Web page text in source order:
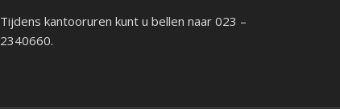
Tijdens kantooruren kunt u bellen naar 023 –
2340660.